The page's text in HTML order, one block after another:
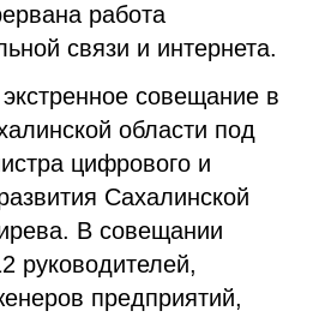
работа
связи и интернета.
совещание в
области под
цифрового и
Сахалинской
В совещании
руководителей,
предприятий,